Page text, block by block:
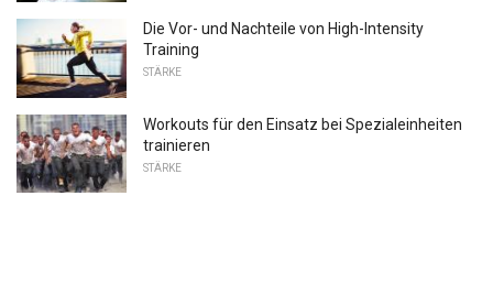
Die Vor- und Nachteile von High-Intensity
Training
STÄRKE
Workouts für den Einsatz bei Spezialeinheiten
trainieren
STÄRKE